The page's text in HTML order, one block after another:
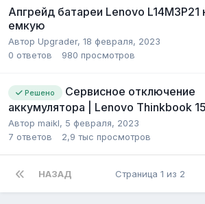
Апгрейд батареи Lenovo L14M3P21
емкую
Автор Upgrader, 18 февраля, 2023
0 ответов 980 просмотров
Решено
Сервисное отключение
аккумулятора | Lenovo Thinkbook
Автор maikl, 5 февраля, 2023
7 ответов 2,9 тыс просмотров
НАЗАД Страница 1 из 2